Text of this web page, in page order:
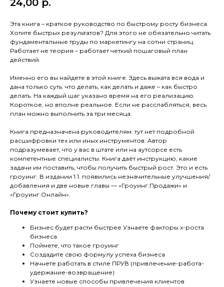
24,00 р.
Эта книга – краткое руководство по быстрому росту бизнеса.
Хотите быстрых результатов? Для этого не обязательно читать
фундаментальные труды по маркетингу на сотни страниц.
Работает не теория – работает четкий пошаговый план
действий.
Именно его вы найдете в этой книге. Здесь выжата вся вода и
дана только суть: что делать, как делать и даже – как быстро
делать. На каждый шаг указано время на его реализацию.
Короткое, но вполне реальное. Если не расслабляться, весь
план можно выполнить за три месяца.
Книга предназначена руководителям: тут нет подробной
расшифровки тех или иных инструментов. Автор
подразумевает, что у вас в штате или на аутсорсе есть
компетентные специалисты. Книга даёт инструкцию, какие
задачи им поставить, чтобы получить быстрый рост. Это и есть
гроуинг. В издании 1.1. появились незначительные улучшения/
добавления и две новые главы — «Гроуинг.Продажи» и
«Гроуинг.Онлайн».
Почему стоит купить?
Бизнес будет расти быстрее Узнаете факторы x-роста
бизнеса
Поймете, что такое гроуинг
Создадите свою формулу успеха бизнеса
Начнете работать в стиле ПРУВ (привлечение-работа-
удержание-возвращение)
Узнаете новые способы привлечения клиентов